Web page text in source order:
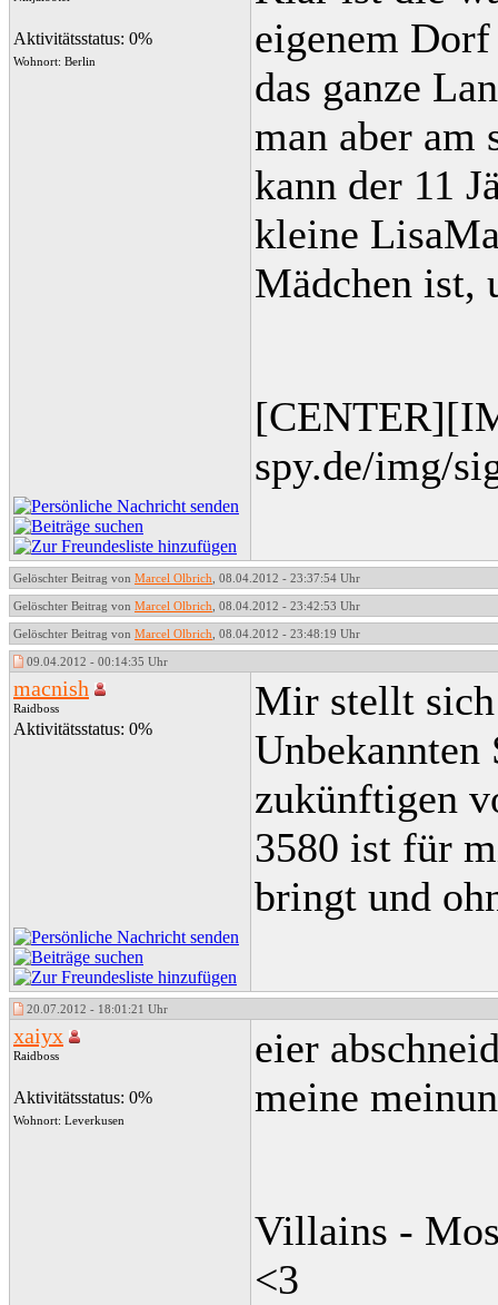
Aktivitätsstatus: 0%
Wohnort: Berlin
eigenem
das ganze
man aber am
kann der 11
kleine
Mädchen ist,
spy.de/img/
Gelöschter Beitrag von Marcel Olbrich , 08.04.2012 - 23:37:54 Uhr
Gelöschter Beitrag von Marcel Olbrich , 08.04.2012 - 23:42:53 Uhr
Gelöschter Beitrag von Marcel Olbrich , 08.04.2012 - 23:48:19 Uhr
09.04.2012 - 00:14:35 Uhr
macnish
Raidboss
Aktivitätsstatus: 0%
Mir stellt sich
Unbekannten
zukünftigen
3580 ist für
bringt und
20.07.2012 - 18:01:21 Uhr
xaiyx
Raidboss
Aktivitätsstatus: 0%
Wohnort: Leverkusen
eier
meine
Villains -
<3